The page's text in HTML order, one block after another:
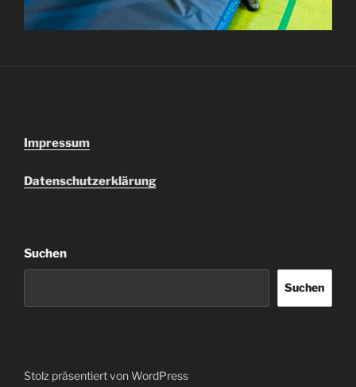
Impressum
Datenschutzerklärung
Suchen
Suchen
Stolz präsentiert von WordPress